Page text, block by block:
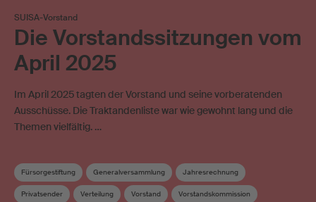
SUISA-Vorstand
Die Vorstandssitzungen vom
April 2025
Im April 2025 tagten der Vorstand und seine vorberatenden
Ausschüsse. Die Traktandenliste war wie gewohnt lang und die
Themen vielfältig. …
Fürsorgestiftung Generalversammlung Jahresrechnung
Privatsender Verteilung Vorstand Vorstandskommission